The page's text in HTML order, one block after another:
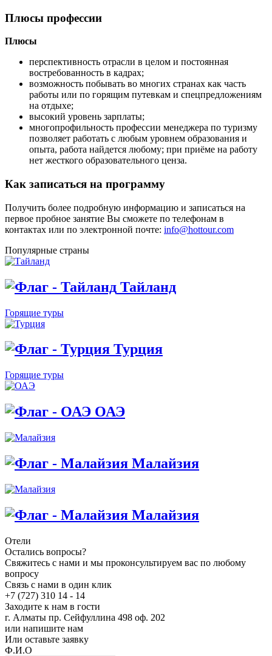
Плюсы профессии
Плюсы
перспективность отрасли в целом и постоянная
востребованность в кадрах;
возможность побывать во многих странах как часть
работы или по горящим путевкам и спецпредложениям
на отдыхе;
высокий уровень зарплаты;
многопрофильность профессии менеджера по туризму
позволяет работать с любым уровнем образования и
опыта, работа найдется любому; при приёме на работу
нет жесткого образовательного ценза.
Как записаться на программу
Получить более подробную информацию и записаться на
первое пробное занятие Вы сможете по телефонам в
контактах или по электронной почте: info@hottour.com
Популярные страны
Тайланд
Горящие туры
Турция
Горящие туры
ОАЭ
Малайзия
Малайзия
Отели
Остались вопросы?
Свяжитесь с нами и мы проконсультируем вас по любому
вопросу
Связь с нами в один клик
+7 (727) 310 14 - 14
Заходите к нам в гости
г. Алматы пр. Сейфуллина 498 оф. 202
или напишите нам
Или оставьте заявку
Ф.И.О